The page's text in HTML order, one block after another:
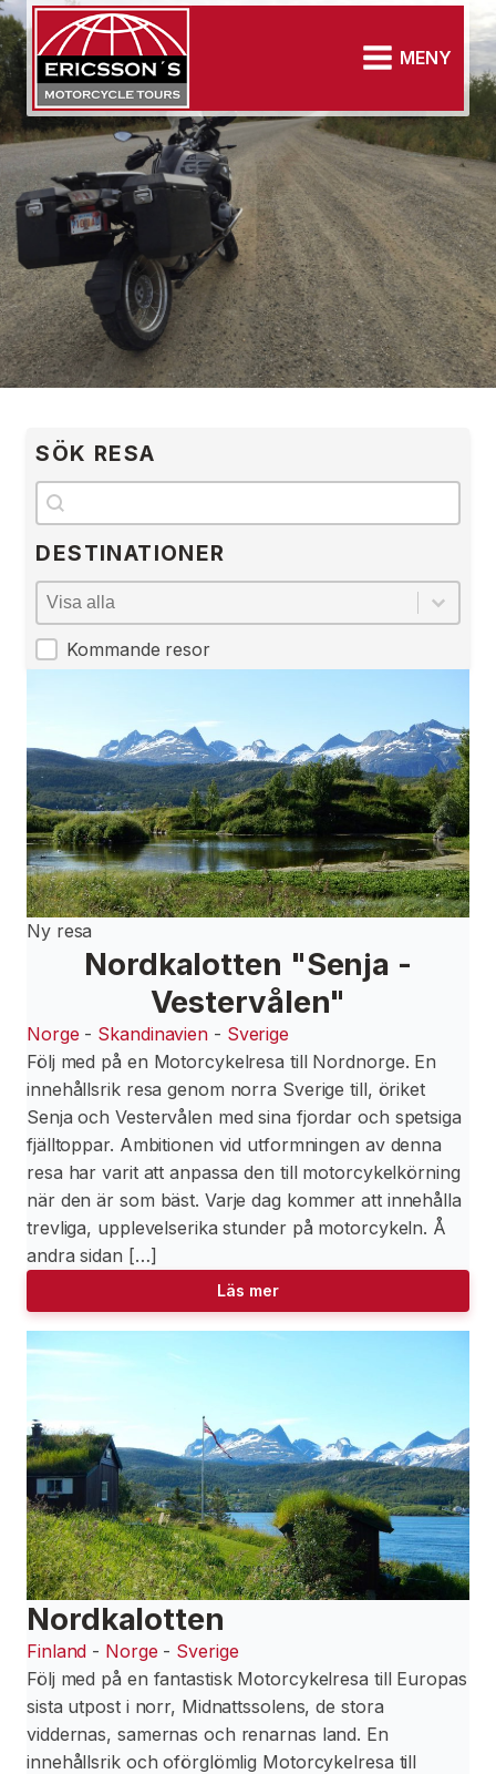
MENY
SÖK RESA
Sök resa
DESTINATIONER
Destinationer
Destinationer
Kommande resor
Ny resa
Nordkalotten "Senja -
Vestervålen"
Norge - Skandinavien - Sverige
Följ med på en Motorcykelresa till Nordnorge. En
innehållsrik resa genom norra Sverige till, öriket
Senja och Vestervålen med sina fjordar och spetsiga
fjälltoppar. Ambitionen vid utformningen av denna
resa har varit att anpassa den till motorcykelkörning
när den är som bäst. Varje dag kommer att innehålla
trevliga, upplevelserika stunder på motorcykeln. Å
andra sidan […]
Läs mer
Nordkalotten
Finland - Norge - Sverige
Följ med på en fantastisk Motorcykelresa till Europas
sista utpost i norr, Midnattssolens, de stora
viddernas, samernas och renarnas land. En
innehållsrik och oförglömlig Motorcykelresa till